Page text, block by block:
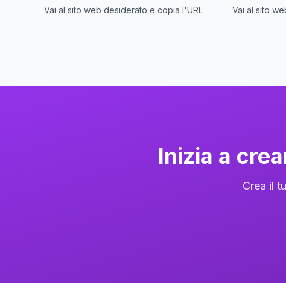
Vai al sito web desiderato e copia l'URL Vai al sito
Inizia a
Crea il